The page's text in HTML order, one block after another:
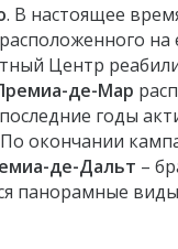
. В настоящее
на
Центр
де-Мар
годы
окончании
де-Дальт –
панорамные